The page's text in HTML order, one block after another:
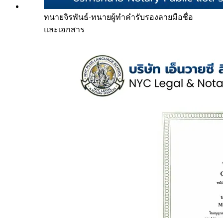
ทนายจิรพันธ์·ทนายผู้ทำคำรับรองลายมือชื่อ
และเอกสาร